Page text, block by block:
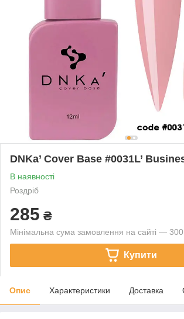
DNKa’ Cover Base #0031L’
В наявності
Роздріб
285 ₴
Мінімальна сума замовлення на сайті —
Купити
Опис Характеристики Доставка